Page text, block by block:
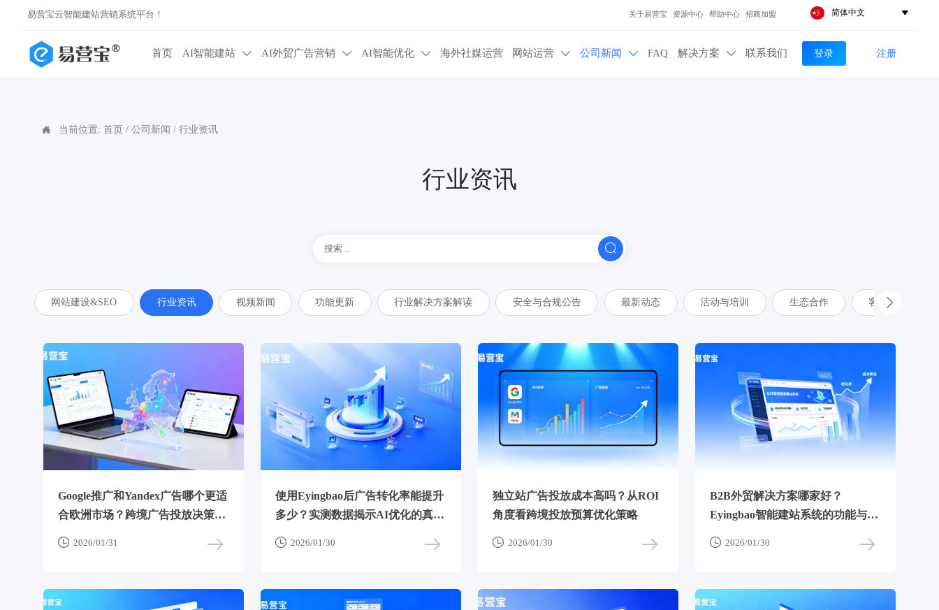
易营宝云智能建站营销系统平台！ 关于易营宝 资源中心 帮助中心 招商加盟 简体中文 
首页 AI智能建站  AI外贸广告营销  AI智能优化  海外社媒运营 网站运营  公司新闻  FAQ 解决方案  联系我们 登录 注册
 当前位置: 首页/ 公司新闻 / 行业资讯
行业资讯

网站建设&SEO 行业资讯 视频新闻 功能更新 行业解决方案解读 安全与合规公告 最新动态 活动与培训 生态合作 客户案例

Google推广和Yandex广告哪个更适
合欧洲市场？跨境广告投放决策该
 2026/01/31
使用Eyingbao后广告转化率能提升
多少？实测数据揭示AI优化的真实
 2026/01/30
独立站广告投放成本高吗？从ROI
角度看跨境投放预算优化策略
 2026/01/30
B2B外贸解决方案哪家好？
Eyingbao智能建站系统的功能与服
 2026/01/30